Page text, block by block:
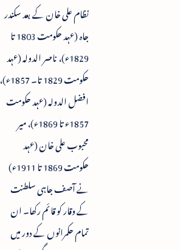
نظام علی خان کے بعد سکندر
جاہ (عہد حکومت 1803 تا
1829ء)، ناصر الدولہ (عہد
حکومت 1829 تا۔ 1857ء)،
افضل الدولہ (عہد حکومت
1857ء تا 1869ء)، میر
محبوب علی خان (عہد
حکومت 1869 تا 1911ء)
نے آصف جاہی سلطنت
کے وقار کو قائم رکھا۔ ان
تمام حکمرانوں کے دور میں